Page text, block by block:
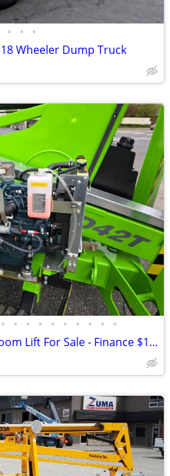
• • •
Wheeler Dump Truck
• • • • • • • • • •
Niftylift TD42T Tracked Boom Lift For Sale - Finance $1339 Per Mo*